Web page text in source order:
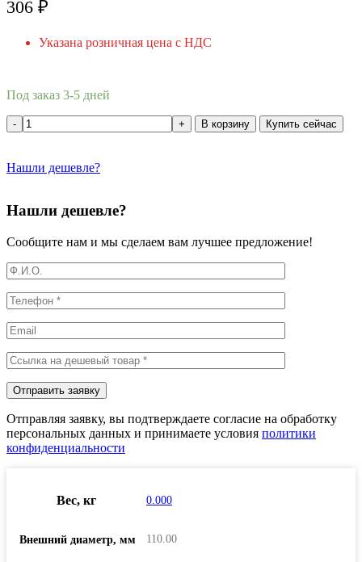
306 ₽
Указана розничная цена с НДС
Под заказ 3-5 дней
В корзину Купить сейчас
Нашли дешевле?
Нашли дешевле?
Сообщите нам и мы сделаем вам лучшее предложение!
Отправляя заявку, вы подтверждаете согласие на обработку
персональных данных и принимаете условия политики
конфиденциальности
Вес, кг 0.000
Внешний диаметр, мм 110.00